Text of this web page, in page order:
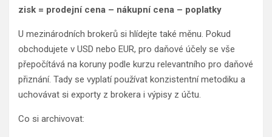
zisk = prodejní cena – nákupní cena – poplatky
U mezinárodních brokerů si hlídejte také měnu. Pokud
obchodujete v USD nebo EUR, pro daňové účely se vše
přepočítává na koruny podle kurzu relevantního pro daňové
přiznání. Tady se vyplatí používat konzistentní metodiku a
uchovávat si exporty z brokera i výpisy z účtu.
Co si archivovat: